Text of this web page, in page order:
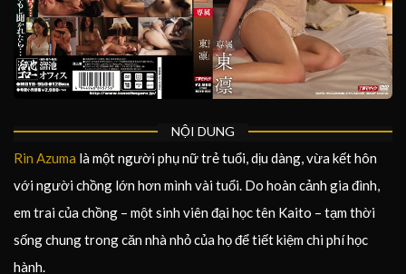
NỘI DUNG
Rin Azuma là một người phụ nữ trẻ tuổi, dịu dàng, vừa kết hôn
với người chồng lớn hơn mình vài tuổi. Do hoàn cảnh gia đình,
em trai của chồng – một sinh viên đại học tên Kaito – tạm thời
sống chung trong căn nhà nhỏ của họ để tiết kiệm chi phí học
hành.